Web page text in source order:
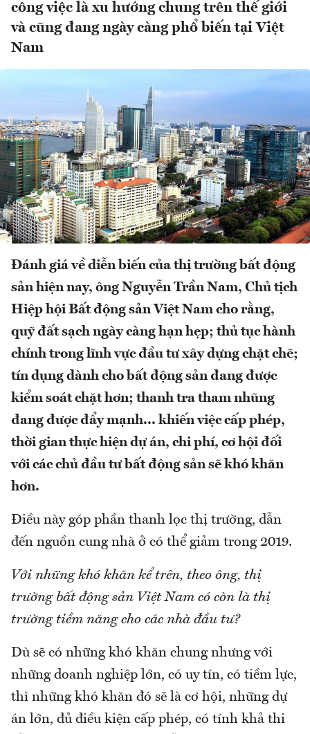
công việc là xu hướng chung trên thế giới
và cũng đang ngày càng phổ biến tại Việt
Nam
Đánh giá về diễn biến của thị trường bất động
sản hiện nay, ông Nguyễn Trần Nam, Chủ tịch
Hiệp hội Bất động sản Việt Nam cho rằng,
quỹ đất sạch ngày càng hạn hẹp; thủ tục hành
chính trong lĩnh vực đầu tư xây dựng chặt chẽ;
tín dụng dành cho bất động sản đang được
kiểm soát chặt hơn; thanh tra tham nhũng
đang được đẩy mạnh... khiến việc cấp phép,
thời gian thực hiện dự án, chi phí, cơ hội đối
với các chủ đầu tư bất động sản sẽ khó khăn
hơn.
Điều này góp phần thanh lọc thị trường, dẫn
đến nguồn cung nhà ở có thể giảm trong 2019.
Với những khó khăn kể trên, theo ông, thị
trường bất động sản Việt Nam có còn là thị
trường tiềm năng cho các nhà đầu tư?
Dù sẽ có những khó khăn chung nhưng với
những doanh nghiệp lớn, có uy tín, có tiềm lực,
thì những khó khăn đó sẽ là cơ hội, những dự
án lớn, đủ điều kiện cấp phép, có tính khả thi